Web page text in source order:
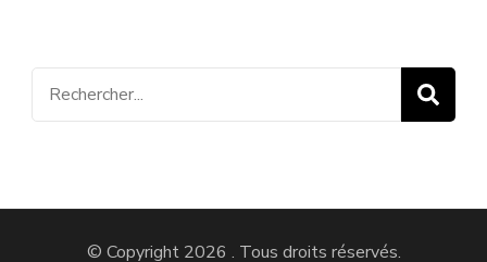
Recherche
pour
© Copyright 2026 . Tous droits réservés.